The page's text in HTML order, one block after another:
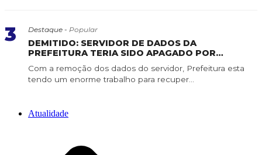
3 Destaque - Popular
DEMITIDO: SERVIDOR DE DADOS DA
PREFEITURA TERIA SIDO APAGADO POR
SERVIDOR DE CONFIANÇA
Com a remoção dos dados do servidor, Prefeitura esta
tendo um enorme trabalho para recuper...
Atualidade